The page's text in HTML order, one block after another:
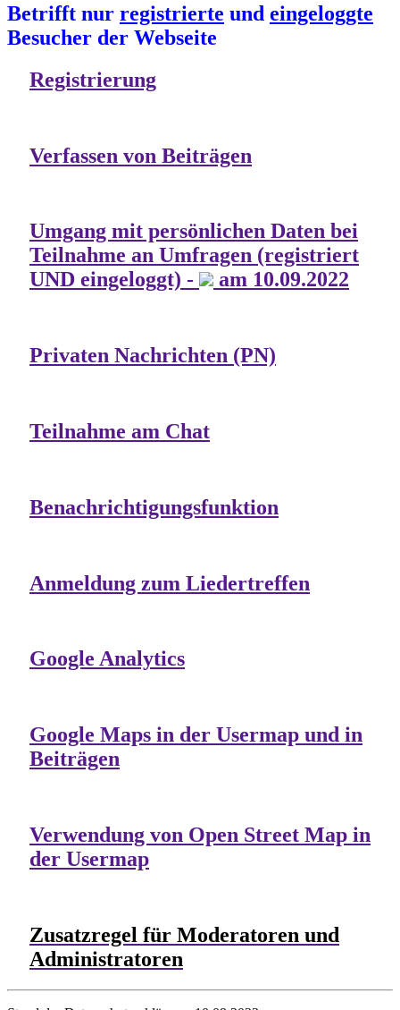
Betrifft nur registrierte und eingeloggte
Besucher der Webseite
Registrierung
Verfassen von Beiträgen
Umgang mit persönlichen Daten bei
Teilnahme an Umfragen (registriert
UND eingeloggt) -
am 10.09.2022
Privaten Nachrichten (PN)
Teilnahme am Chat
Benachrichtigungsfunktion
Anmeldung zum Liedertreffen
Google Analytics
Google Maps in der Usermap und in
Beiträgen
Verwendung von Open Street Map in
der Usermap
Zusatzregel für Moderatoren und
Administratoren